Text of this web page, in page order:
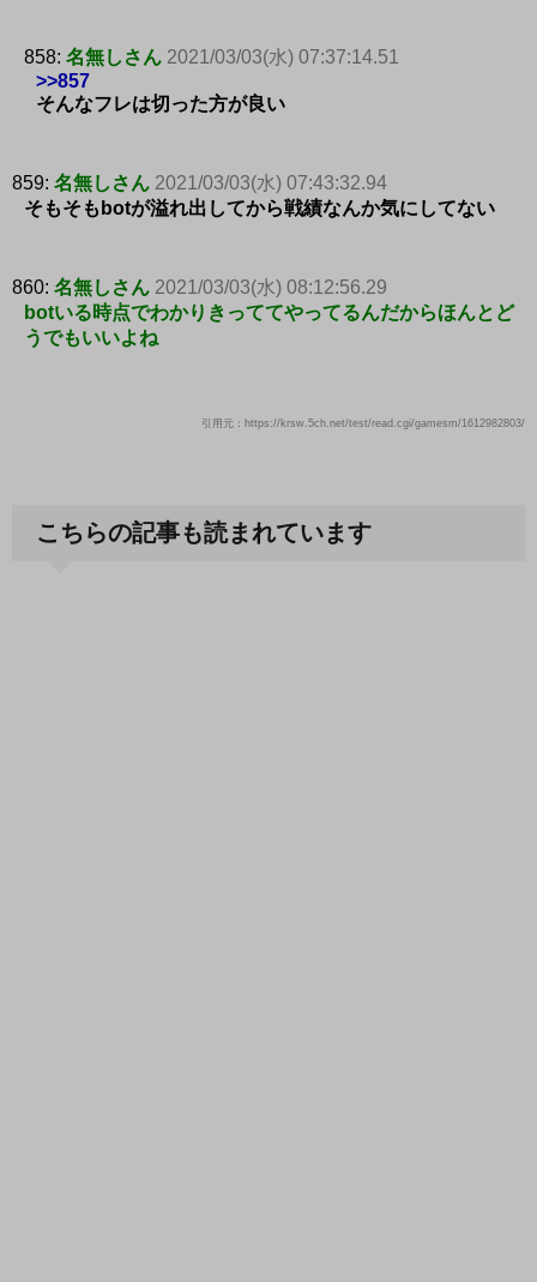
858: 名無しさん 2021/03/03(水) 07:37:14.51
>>857
そんなフレは切った方が良い
859: 名無しさん 2021/03/03(水) 07:43:32.94
そもそもbotが溢れ出してから戦績なんか気にしてない
860: 名無しさん 2021/03/03(水) 08:12:56.29
botいる時点でわかりきっててやってるんだからほんとど
うでもいいよね
引用元：https://krsw.5ch.net/test/read.cgi/gamesm/1612982803/
こちらの記事も読まれています